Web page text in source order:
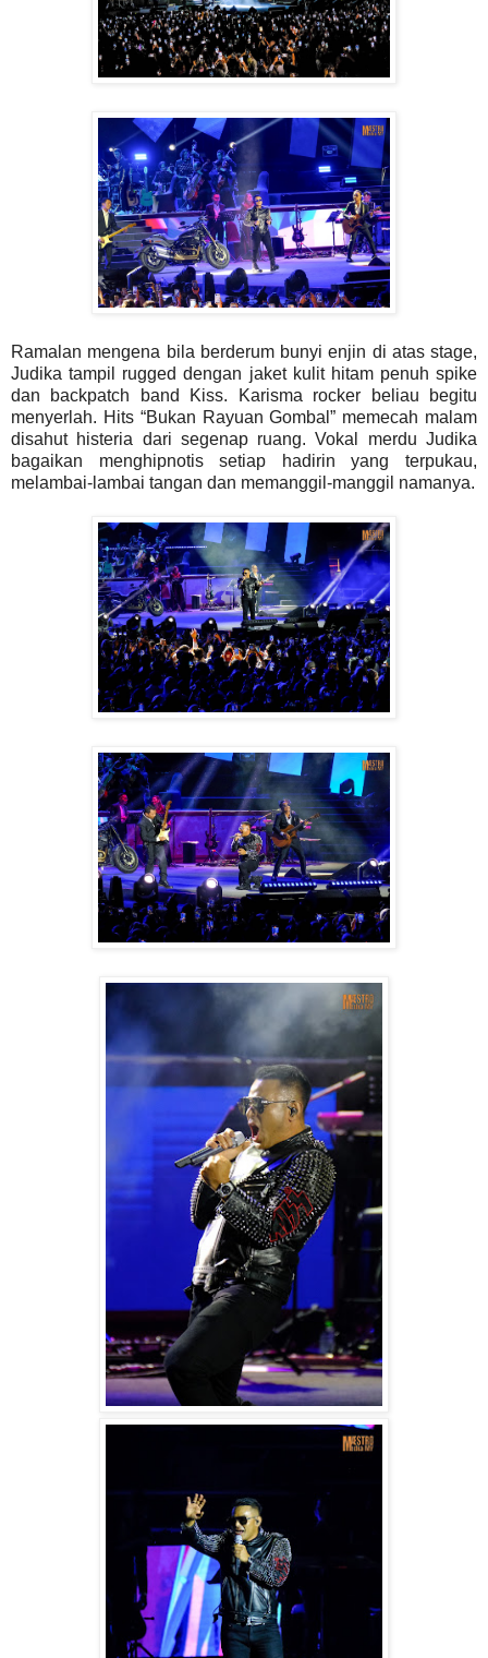
Ramalan mengena bila berderum bunyi enjin di atas stage,
Judika tampil rugged dengan jaket kulit hitam penuh spike
dan backpatch band Kiss. Karisma rocker beliau begitu
menyerlah. Hits “Bukan Rayuan Gombal” memecah malam
disahut histeria dari segenap ruang. Vokal merdu Judika
bagaikan menghipnotis setiap hadirin yang terpukau,
melambai-lambai tangan dan memanggil-manggil namanya.